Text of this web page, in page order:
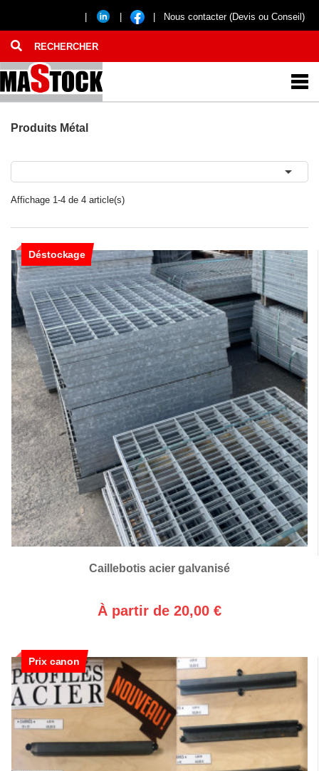
Nous contacter (Devis ou Conseil)
Produits Métal

Affichage 1-4 de 4 article(s)
Déstockage
Caillebotis acier galvanisé
À partir de 20,00 €
Prix canon